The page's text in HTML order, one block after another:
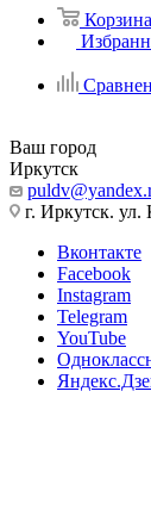
Корзина
Ваш город
Иркутск
г. Иркутск. ул.
Вконтакте
Facebook
Instagram
Telegram
YouTube